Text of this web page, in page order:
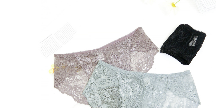
semakan dan pembetulan data yang diperlukan untuk bil ansuran oleh
3. Sila baca syarat perkhidmatan pengguna secara lengkap melalui